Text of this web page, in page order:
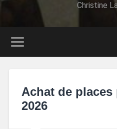
Christine
Achat de places
2026